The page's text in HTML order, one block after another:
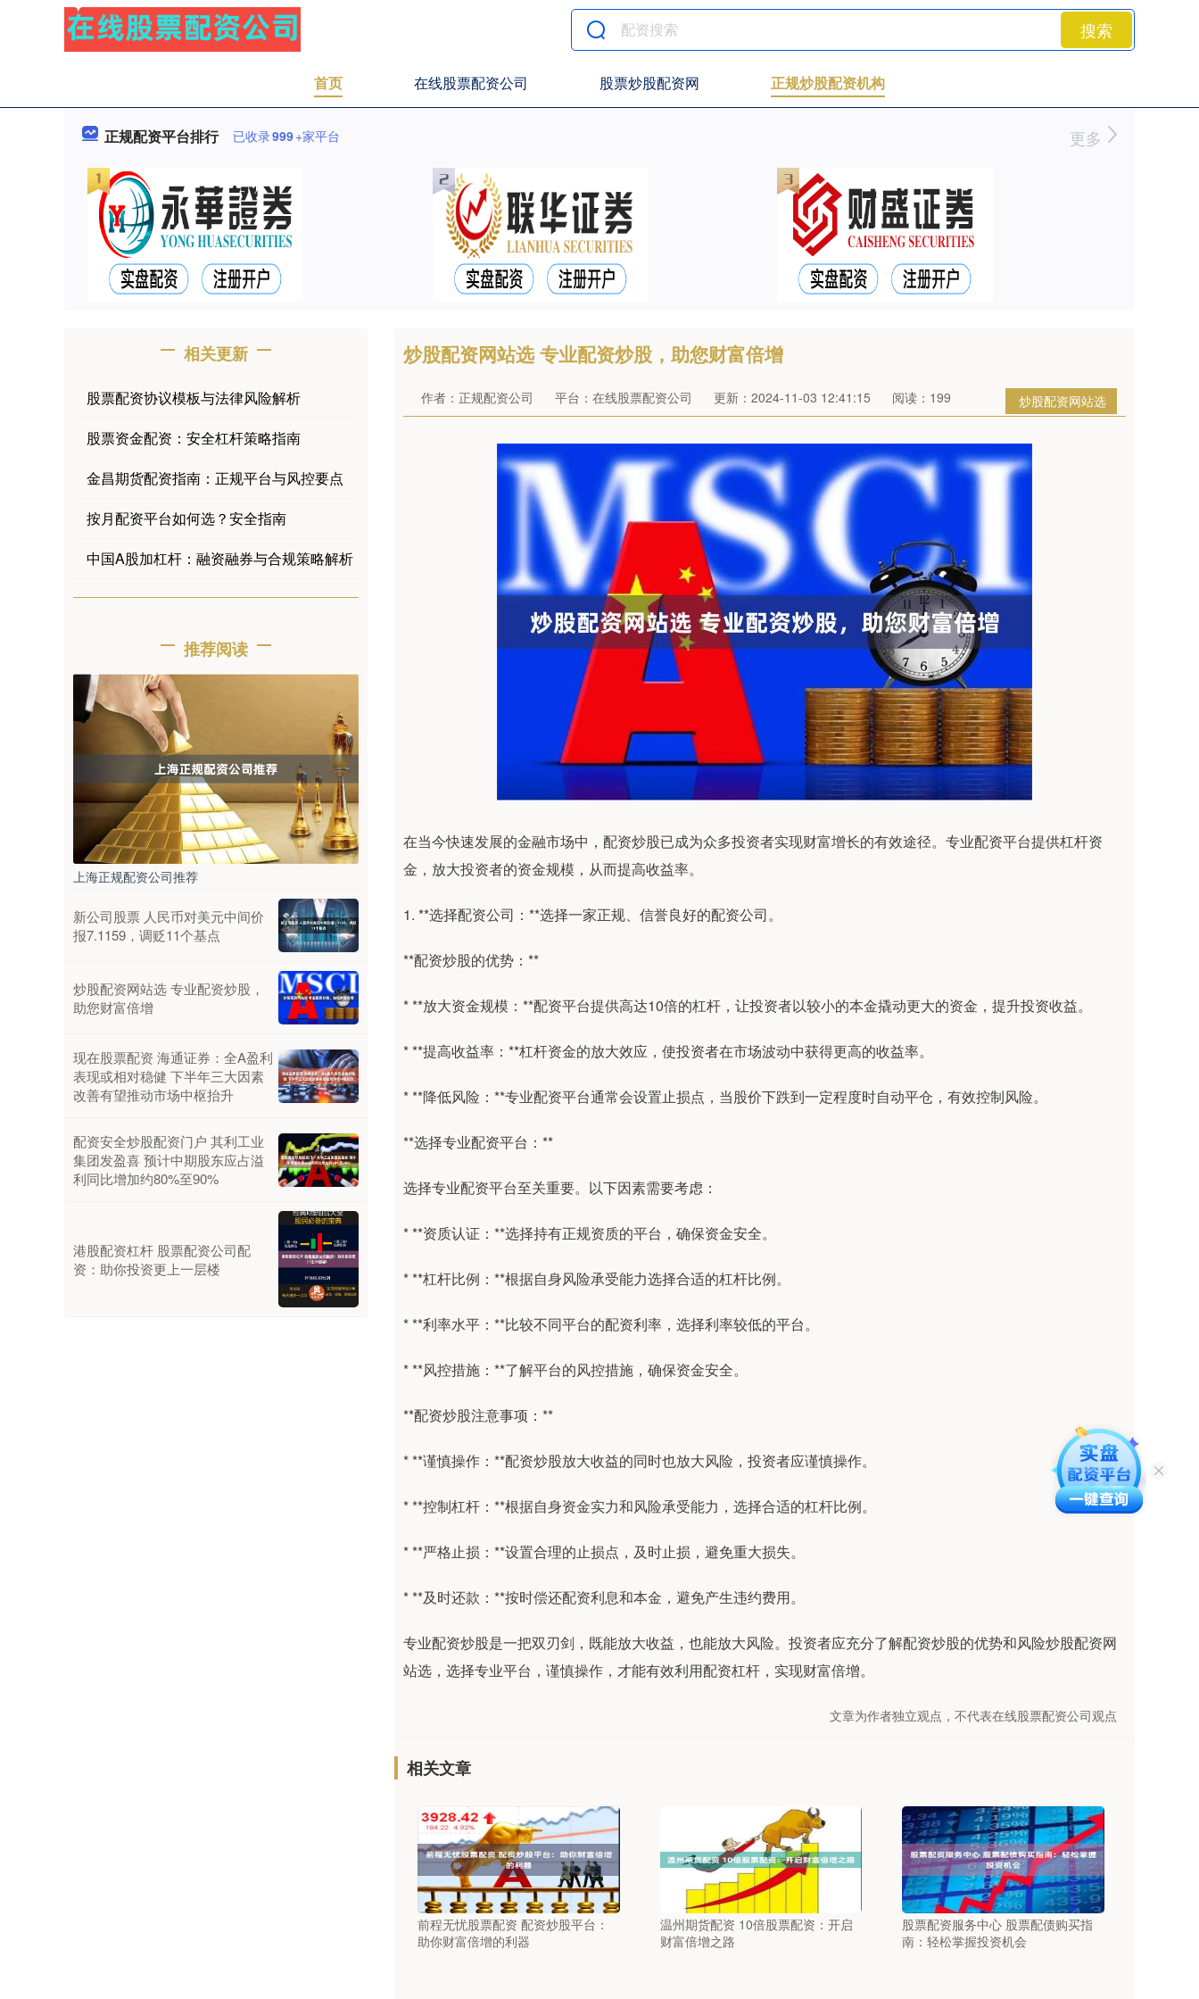
搜索
首页 在线股票配资公司 股票炒股配资网 正规炒股配资机构
正规配资平台排行 已收录999+家平台 更多
炒股配资网站选 专业配资炒股，助您财富倍增
炒股配资网站选
作者：正规配资公司 平台：在线股票配资公司 更新：2024-11-03 12:41:15 阅读：199
在当今快速发展的金融市场中，配资炒股已成为众多投资者实现财富增长的有效途径。专业配资平台提供杠杆资
金，放大投资者的资金规模，从而提高收益率。
1. **选择配资公司：**选择一家正规、信誉良好的配资公司。
**配资炒股的优势：**
* **放大资金规模：**配资平台提供高达10倍的杠杆，让投资者以较小的本金撬动更大的资金，提升投资收益。
* **提高收益率：**杠杆资金的放大效应，使投资者在市场波动中获得更高的收益率。
* **降低风险：**专业配资平台通常会设置止损点，当股价下跌到一定程度时自动平仓，有效控制风险。
**选择专业配资平台：**
选择专业配资平台至关重要。以下因素需要考虑：
* **资质认证：**选择持有正规资质的平台，确保资金安全。
* **杠杆比例：**根据自身风险承受能力选择合适的杠杆比例。
* **利率水平：**比较不同平台的配资利率，选择利率较低的平台。
* **风控措施：**了解平台的风控措施，确保资金安全。
**配资炒股注意事项：**
* **谨慎操作：**配资炒股放大收益的同时也放大风险，投资者应谨慎操作。
* **控制杠杆：**根据自身资金实力和风险承受能力，选择合适的杠杆比例。
* **严格止损：**设置合理的止损点，及时止损，避免重大损失。
* **及时还款：**按时偿还配资利息和本金，避免产生违约费用。
专业配资炒股是一把双刃剑，既能放大收益，也能放大风险。投资者应充分了解配资炒股的优势和风险炒股配资网
站选，选择专业平台，谨慎操作，才能有效利用配资杠杆，实现财富倍增。
文章为作者独立观点，不代表在线股票配资公司观点
相关文章
前程无忧股票配资 配资炒股平台：
助你财富倍增的利器
温州期货配资 10倍股票配资：开启
财富倍增之路
股票配资服务中心 股票配债购买指
南：轻松掌握投资机会
相关更新
股票配资协议模板与法律风险解析
股票资金配资：安全杠杆策略指南
金昌期货配资指南：正规平台与风控要点
按月配资平台如何选？安全指南
中国A股加杠杆：融资融券与合规策略解析
推荐阅读
上海正规配资公司推荐
新公司股票 人民币对美元中间价
报7.1159，调贬11个基点
炒股配资网站选 专业配资炒股，
助您财富倍增
现在股票配资 海通证券：全A盈利
表现或相对稳健 下半年三大因素
改善有望推动市场中枢抬升
配资安全炒股配资门户 其利工业
集团发盈喜 预计中期股东应占溢
利同比增加约80%至90%
港股配资杠杆 股票配资公司配
资：助你投资更上一层楼